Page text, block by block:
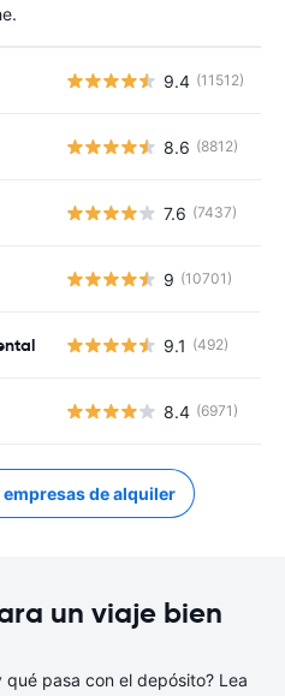
9.4 (11512)
8.6 (8812)
7.6 (7437)
9 (10701)
9.1 (492)
8.4 (6971)
de alquiler
un viaje bien
pasa con el depósito? Lea